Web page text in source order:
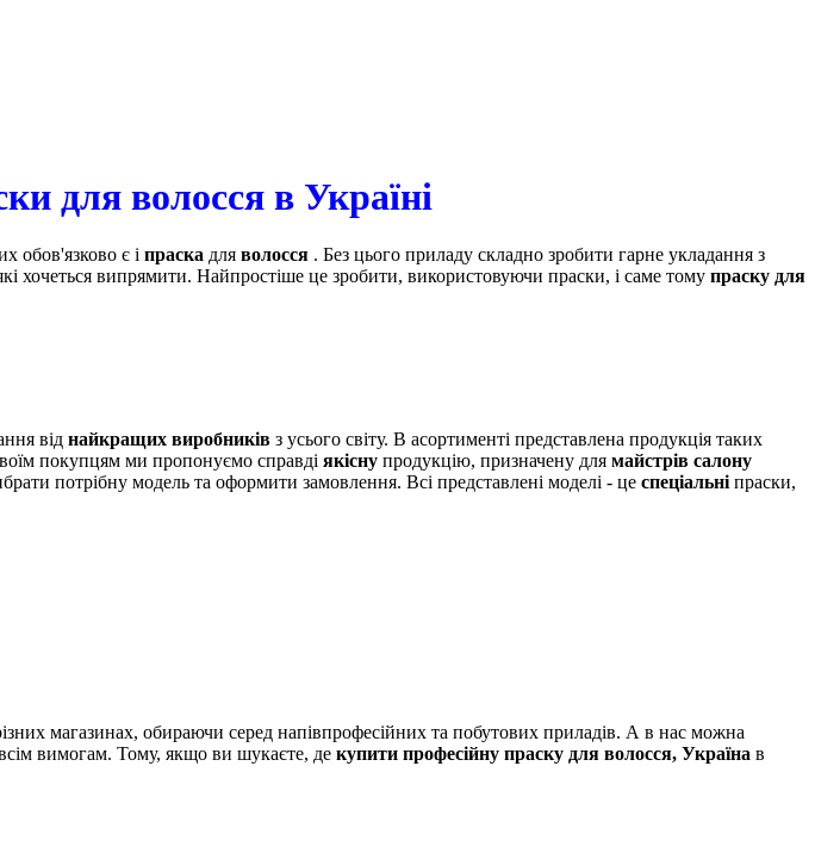
для волосся в Україні
обов'язково є і праска для волосся . Без цього приладу складно зробити гарне укладання з
хочеться випрямити. Найпростіше це зробити, використовуючи праски, і саме тому праску для
від найкращих виробників з усього світу. В асортименті представлена ​​продукція таких
покупцям ми пропонуємо справді якісну продукцію, призначену для майстрів салону
потрібну модель та оформити замовлення. Всі представлені моделі - це спеціальні праски,
магазинах, обираючи серед напівпрофесійних та побутових приладів. А в нас можна
вимогам. Тому, якщо ви шукаєте, де купити професійну праску для волосся, Україна в